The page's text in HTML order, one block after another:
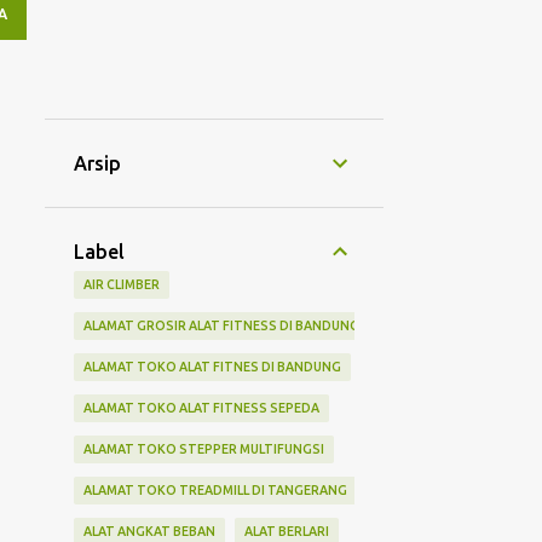
Arsip
Label
AIR CLIMBER
ALAMAT GROSIR ALAT FITNESS DI BANDUNG
ALAMAT TOKO ALAT FITNES DI BANDUNG
ALAMAT TOKO ALAT FITNESS SEPEDA
ALAMAT TOKO STEPPER MULTIFUNGSI
ALAMAT TOKO TREADMILL DI TANGERANG
ALAT ANGKAT BEBAN ALAT BERLARI